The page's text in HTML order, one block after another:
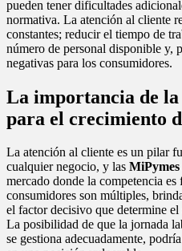
pueden tener dificultades
normativa. La atención al cliente
constantes; reducir el tiempo de
número de personal disponible y,
negativas para los consumidores.
La importancia de
para el crecimiento
La atención al cliente es un pilar
cualquier negocio, y las MiPymes
mercado donde la competencia
consumidores son múltiples,
el factor decisivo que determine
La posibilidad de que la jornada
se gestiona adecuadamente,